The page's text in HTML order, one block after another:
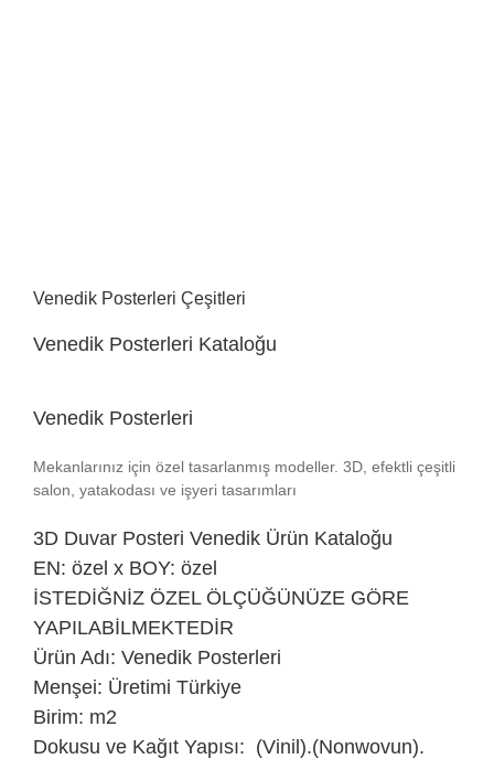
Venedik Posterleri Çeşitleri
Venedik Posterleri Kataloğu
Venedik Posterleri
Mekanlarınız için özel tasarlanmış modeller. 3D, efektli çeşitli
salon, yatakodası ve işyeri tasarımları
3D Duvar Posteri Venedik Ürün Kataloğu
EN: özel x BOY: özel
İSTEDİĞNİZ ÖZEL ÖLÇÜĞÜNÜZE GÖRE
YAPILABİLMEKTEDİR
Ürün Adı: Venedik Posterleri
Menşei: Üretimi Türkiye
Birim: m2
Dokusu ve Kağıt Yapısı: (Vinil).(Nonwovun).